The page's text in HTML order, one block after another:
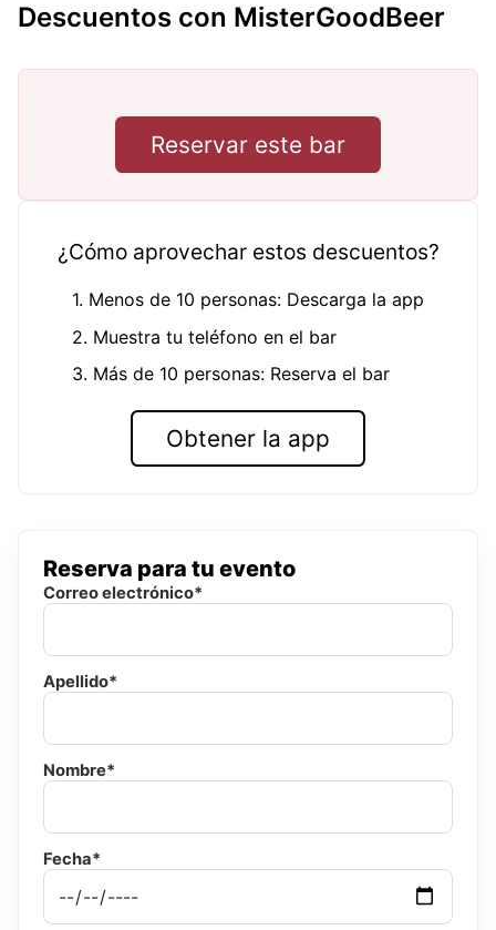
Descuentos con MisterGoodBeer
Reservar este bar
¿Cómo aprovechar estos descuentos?
1. Menos de 10 personas: Descarga la app
2. Muestra tu teléfono en el bar
3. Más de 10 personas: Reserva el bar
Obtener la app
Reserva para tu evento
Correo electrónico*
Apellido*
Nombre*
Fecha*